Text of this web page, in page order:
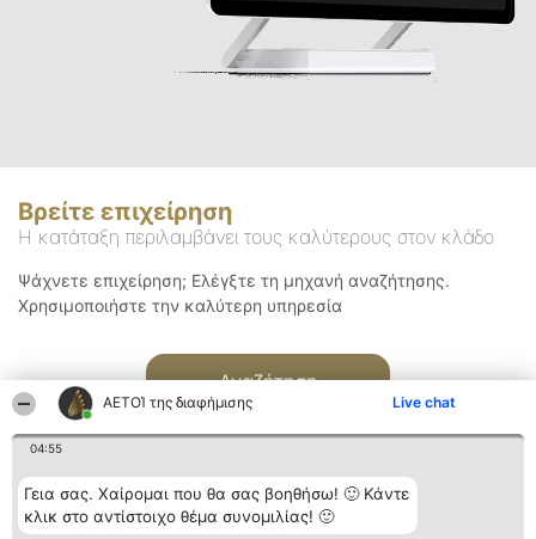
ΑΕΤΟΊ της διαφήμισης Live chat
04:55
Γεια σας. Χαίρομαι που θα σας βοηθήσω! 🙂 Κάντε
κλικ στο αντίστοιχο θέμα συνομιλίας! 🙂
Βρείτε επιχείρηση
Η κατάταξη περιλαμβάνει τους καλύτερους στον κλάδο
Ψάχνετε επιχείρηση; Ελέγξτε τη μηχανή αναζήτησης.
Χρησιμοποιήστε την καλύτερη υπηρεσία
Αναζήτηση